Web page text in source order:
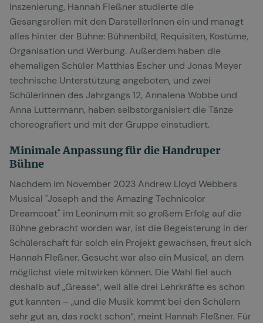
Inszenierung, Hannah Fleßner studierte die
Gesangsrollen mit den DarstellerInnen ein und managt
alles hinter der Bühne: Bühnenbild, Requisiten, Kostüme,
Organisation und Werbung. Außerdem haben die
ehemaligen Schüler Matthias Escher und Jonas Meyer
technische Unterstützung angeboten, und zwei
Schülerinnen des Jahrgangs 12, Annalena Wobbe und
Anna Luttermann, haben selbstorganisiert die Tänze
choreografiert und mit der Gruppe einstudiert.
Minimale Anpassung für die Handruper
Bühne
Nachdem im November 2023 Andrew Lloyd Webbers
Musical "Joseph and the Amazing Technicolor
Dreamcoat" im Leoninum mit so großem Erfolg auf die
Bühne gebracht worden war, ist die Begeisterung in der
Schülerschaft für solch ein Projekt gewachsen, freut sich
Hannah Fleßner. Gesucht war also ein Musical, an dem
möglichst viele mitwirken können. Die Wahl fiel auch
deshalb auf „Grease“, weil alle drei Lehrkräfte es schon
gut kannten – „und die Musik kommt bei den Schülern
sehr gut an, das rockt schon“, meint Hannah Fleßner. Für